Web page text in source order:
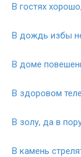
В гостях
В дождь избы
В доме
В здоровом
В золу, да в
В камень